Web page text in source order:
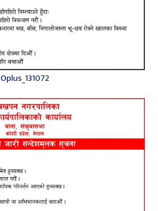
Oplus_131072